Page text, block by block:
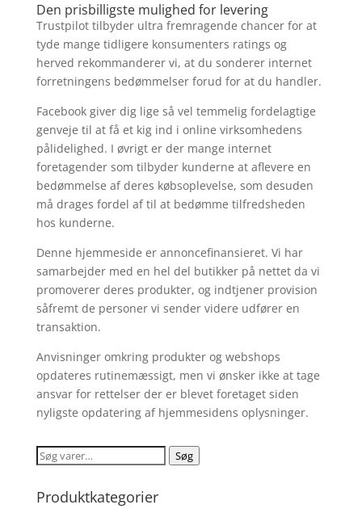
Den prisbilligste mulighed for levering
Trustpilot tilbyder ultra fremragende chancer for at
tyde mange tidligere konsumenters ratings og
herved rekommanderer vi, at du sonderer internet
forretningens bedømmelser forud for at du handler.
Facebook giver dig lige så vel temmelig fordelagtige
genveje til at få et kig ind i online virksomhedens
pålidelighed. I øvrigt er der mange internet
foretagender som tilbyder kunderne at aflevere en
bedømmelse af deres købsoplevelse, som desuden
må drages fordel af til at bedømme tilfredsheden
hos kunderne.
Denne hjemmeside er annoncefinansieret. Vi har
samarbejder med en hel del butikker på nettet da vi
promoverer deres produkter, og indtjener provision
såfremt de personer vi sender videre udfører en
transaktion.
Anvisninger omkring produkter og webshops
opdateres rutinemæssigt, men vi ønsker ikke at tage
ansvar for rettelser der er blevet foretaget siden
nyligste opdatering af hjemmesidens oplysninger.
Søg
Søg
Produktkategorier